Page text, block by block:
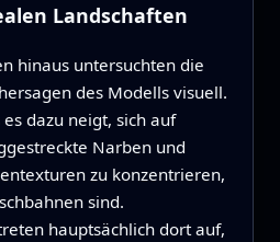
Landschaften
hinaus untersuchten die
des Modells visuell.
dazu neigt, sich auf
Narben und
zu konzentrieren,
sind.
hauptsächlich dort auf,